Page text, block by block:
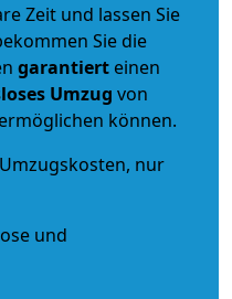
Zeit und lassen Sie
Sie die
garantiert einen
Umzug von
können.
nur
und